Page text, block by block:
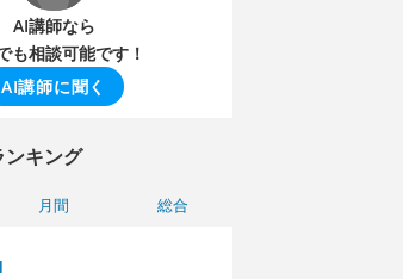
AI講師なら
も相談可能です！
AI講師に聞く
ンキング
月間 総合